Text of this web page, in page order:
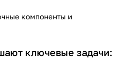
компоненты и
ключевые задачи: